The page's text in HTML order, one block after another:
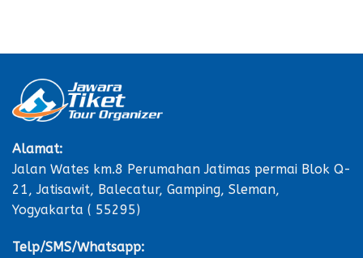
Alamat:
Jalan Wates km.8 Perumahan Jatimas permai Blok Q-
21, Jatisawit, Balecatur, Gamping, Sleman,
Yogyakarta ( 55295)
Telp/SMS/Whatsapp: